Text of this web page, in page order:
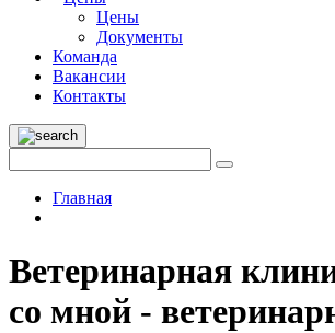
Цены
Документы
Команда
Вакансии
Контакты
Главная
Ветеринарная
со мной -